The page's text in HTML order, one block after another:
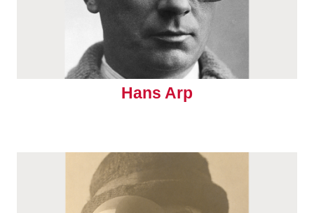
Hans Arp